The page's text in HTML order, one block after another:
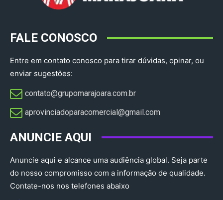
FALE CONOSCO
Entre em contato conosco para tirar dúvidas, opinar, ou
enviar sugestões:
contato@grupomarajoara.com.br
aprovinciadoparacomercial@gmail.com​
ANUNCIE AQUI
Anuncie aqui e alcance uma audiência global. Seja parte
do nosso compromisso com a informação de qualidade.
Contate-nos nos telefones abaixo